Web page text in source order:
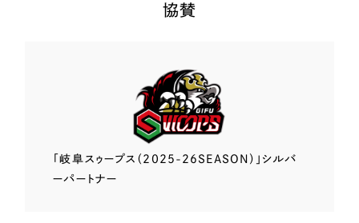
協賛
「岐阜スゥープス （2025-26SEASON）」 シルバ
ーパートナー